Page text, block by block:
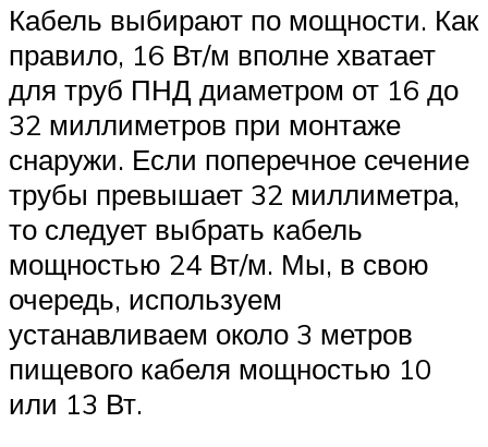
Кабель выбирают по мощности. Как
правило, 16 Вт/м вполне хватает
для труб ПНД диаметром от 16 до
32 миллиметров при монтаже
снаружи. Если поперечное сечение
трубы превышает 32 миллиметра,
то следует выбрать кабель
мощностью 24 Вт/м. Мы, в свою
очередь, используем
устанавливаем около 3 метров
пищевого кабеля мощностью 10
или 13 Вт.